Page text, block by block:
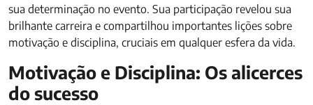
sua determinação no evento. Sua participação revelou sua
brilhante carreira e compartilhou importantes lições sobre
motivação e disciplina, cruciais em qualquer esfera da vida.
Motivação e Disciplina: Os alicerces
do sucesso